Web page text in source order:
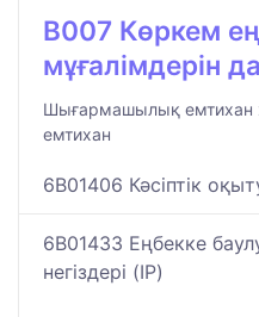
B007 Көркем
мұғалімдерін
Шығармашылық
емтихан
6B01406 Кәсіптік
6B01433 Еңбекке
негіздері (IP)